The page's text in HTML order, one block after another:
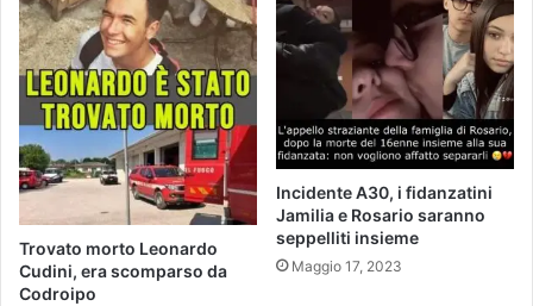
Trovato morto Leonardo
Cudini, era scomparso da
Codroipo
Incidente A30, i fidanzatini
Jamilia e Rosario saranno
seppelliti insieme
Maggio 17, 2023